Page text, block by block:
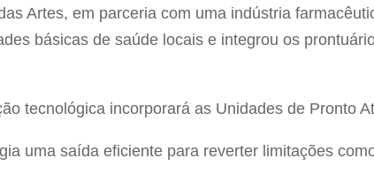
Artes, em parceria com uma indústria
básicas de saúde locais e integrou os
tecnológica incorporará as Unidades de Pronto
uma saída eficiente para reverter limitações